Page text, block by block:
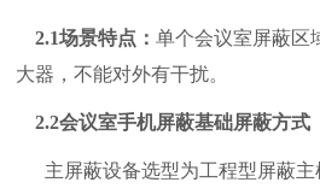
2.1场景特点：单个会议室屏蔽区
大器，不能对外有干扰。
2.2会议室手机屏蔽基础屏蔽方式
主屏蔽设备选型为工程型屏蔽主